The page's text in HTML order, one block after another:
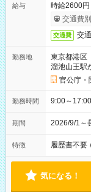
給与
時給2600
交通費
交通費 交
勤務地
東京都港区
溜池山王駅
官公庁・
勤務時間 9:00～17:00
期間 2026/9/1
特徴 履歴書不要 /
気になる！